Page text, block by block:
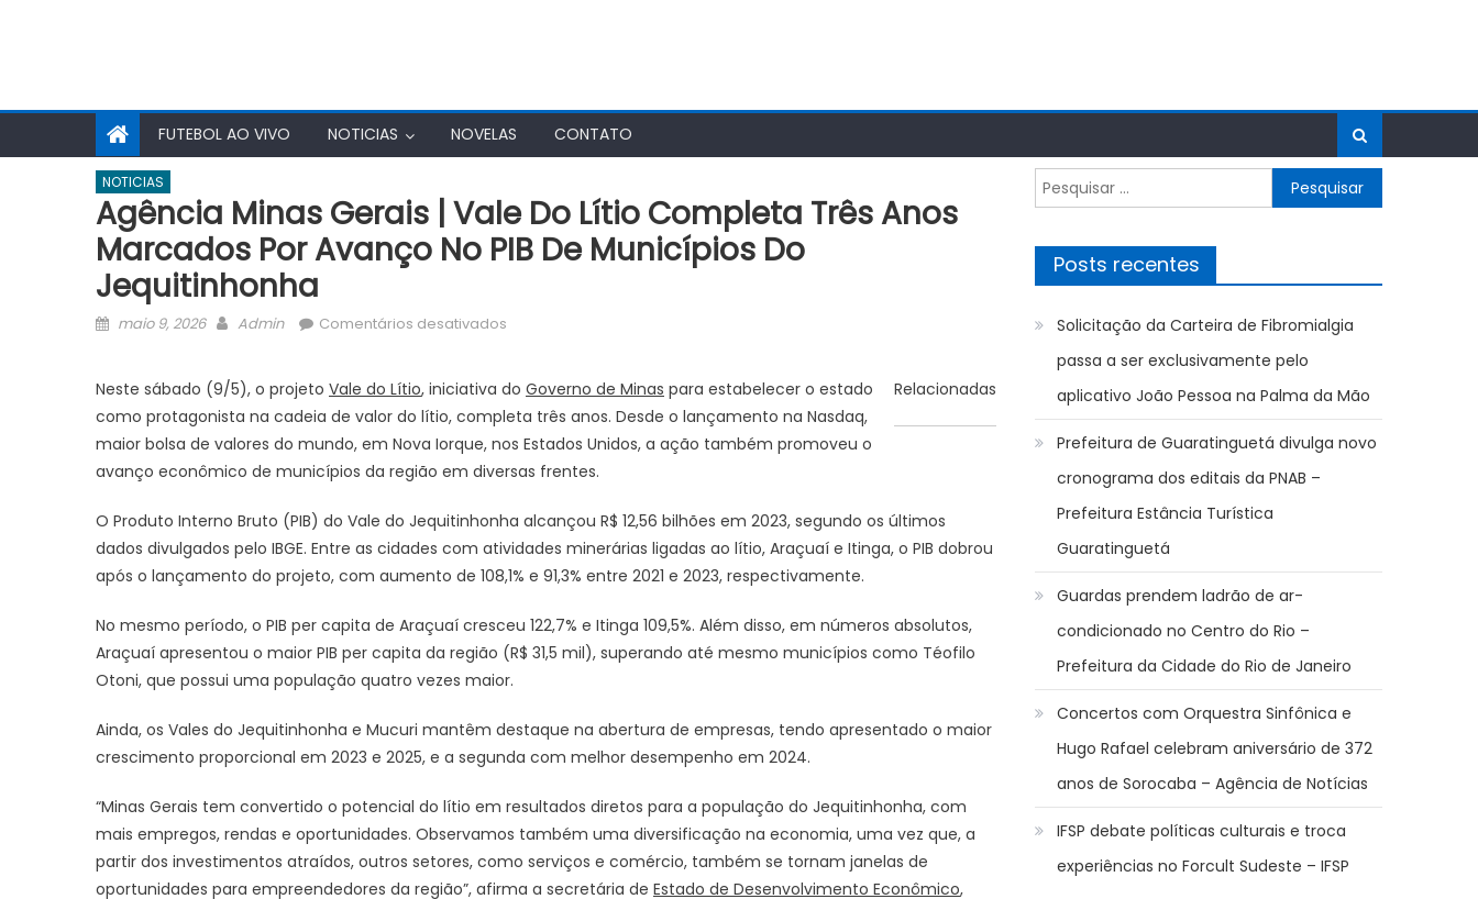
FUTEBOL AO VIVO NOTICIAS NOVELAS CONTATO
NOTICIAS
Agência Minas Gerais | Vale Do Lítio Completa Três Anos
Marcados Por Avanço No PIB De Municípios Do
Jequitinhonha
Posted
maio 9, 2026 Author
Admin Comentários desativados
Gerais
|
Vale
do
completa
três
anos
por
avanço
no
de
municípios
Jequitinhonha
Relacionadas
Neste sábado (9/5), o projeto Vale do Lítio, iniciativa do Governo de Minas para estabelecer o estado
como protagonista na cadeia de valor do lítio, completa três anos. Desde o lançamento na Nasdaq,
maior bolsa de valores do mundo, em Nova Iorque, nos Estados Unidos, a ação também promoveu o
avanço econômico de municípios da região em diversas frentes.
O Produto Interno Bruto (PIB) do Vale do Jequitinhonha alcançou R$ 12,56 bilhões em 2023, segundo os últimos
dados divulgados pelo IBGE. Entre as cidades com atividades minerárias ligadas ao lítio, Araçuaí e Itinga, o PIB dobrou
após o lançamento do projeto, com aumento de 108,1% e 91,3% entre 2021 e 2023, respectivamente.
No mesmo período, o PIB per capita de Araçuaí cresceu 122,7% e Itinga 109,5%. Além disso, em números absolutos,
Araçuaí apresentou o maior PIB per capita da região (R$ 31,5 mil), superando até mesmo municípios como Téofilo
Otoni, que possui uma população quatro vezes maior.
Ainda, os Vales do Jequitinhonha e Mucuri mantêm destaque na abertura de empresas, tendo apresentado o maior
crescimento proporcional em 2023 e 2025, e a segunda com melhor desempenho em 2024.
“Minas Gerais tem convertido o potencial do lítio em resultados diretos para a população do Jequitinhonha, com
mais empregos, rendas e oportunidades. Observamos também uma diversificação na economia, uma vez que, a
partir dos investimentos atraídos, outros setores, como serviços e comércio, também se tornam janelas de
oportunidades para empreendedores da região”, afirma a secretária de Estado de Desenvolvimento Econômico,
Pesquisar
por:
Posts recentes
Solicitação da Carteira de Fibromialgia
passa a ser exclusivamente pelo
aplicativo João Pessoa na Palma da Mão
Prefeitura de Guaratinguetá divulga novo
cronograma dos editais da PNAB –
Prefeitura Estância Turística
Guaratinguetá
Guardas prendem ladrão de ar-
condicionado no Centro do Rio –
Prefeitura da Cidade do Rio de Janeiro
Concertos com Orquestra Sinfônica e
Hugo Rafael celebram aniversário de 372
anos de Sorocaba – Agência de Notícias
IFSP debate políticas culturais e troca
experiências no Forcult Sudeste – IFSP